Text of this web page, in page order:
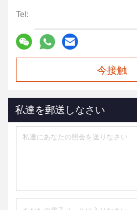
Tel:
今接触
私達を郵送しなさい